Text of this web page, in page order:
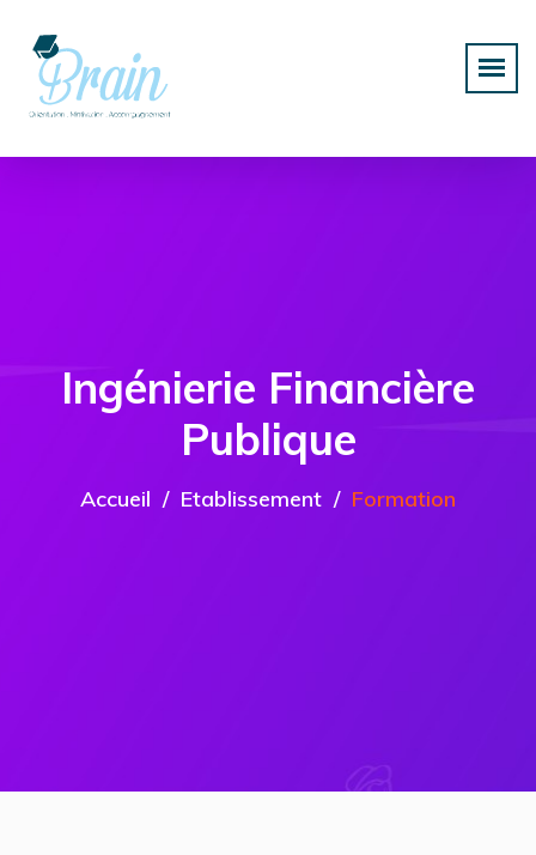
Ingénierie Financière
Publique
Accueil Etablissement Formation